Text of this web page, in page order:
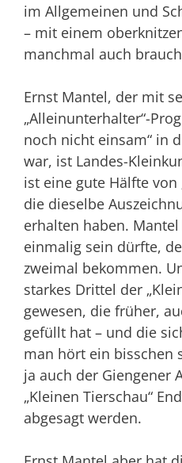
im Allgemeinen und
– mit einem
manchmal auch
Ernst Mantel, der mit
„Alleinunterhalter“-
noch nicht einsam“ in
war, ist Landes-
ist eine gute Hälfte von
die dieselbe
erhalten haben.
einmalig sein dürfte,
zweimal bekommen.
starkes Drittel der
gewesen, die früher,
gefüllt hat – und die
man hört ein bisschen
ja auch der Giengener
„Kleinen Tierschau“
abgesagt werden.